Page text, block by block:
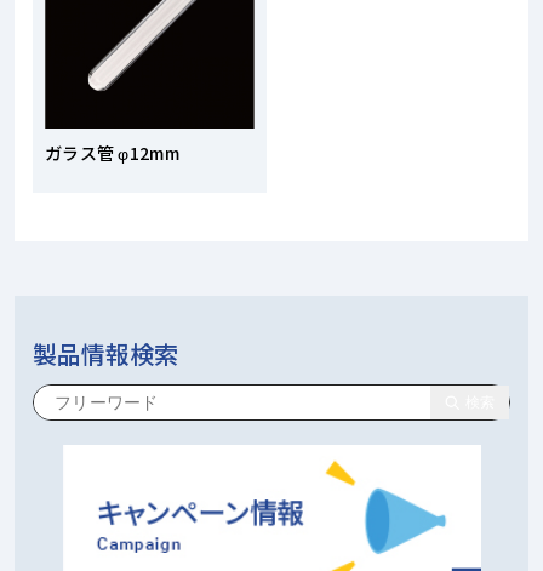
ガラス管 φ12mm
製品情報検索